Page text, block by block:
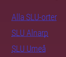
Alla SLU-orter
SLU Alnarp
SLU Umeå